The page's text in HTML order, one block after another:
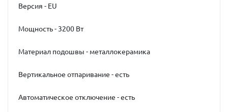
Версия - EU
Мощность - 3200 Вт
Материал подошвы - металлокерамика
Вертикальное отпаривание - есть
Автоматическое отключение - есть